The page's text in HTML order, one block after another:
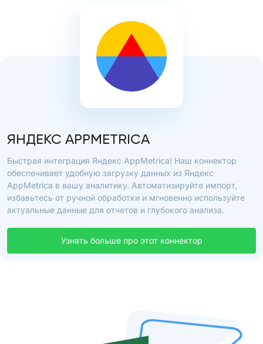
ЯНДЕКС APPMETRICA
Быстрая интеграция Яндекс AppMetrica! Наш коннектор
обеспечивает удобную загрузку данных из Яндекс
AppMetrica в вашу аналитику. Автоматизируйте импорт,
избавьтесь от ручной обработки и мгновенно используйте
актуальные данные для отчетов и глубокого анализа.
Узнать больше про этот коннектор